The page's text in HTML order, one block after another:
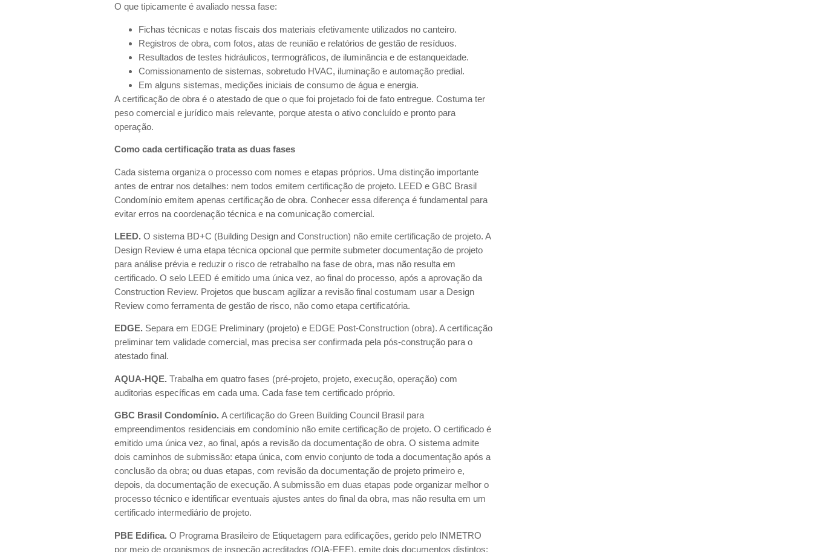
O que tipicamente é avaliado nessa fase:
Fichas técnicas e notas fiscais dos materiais efetivamente utilizados no canteiro.
Registros de obra, com fotos, atas de reunião e relatórios de gestão de resíduos.
Resultados de testes hidráulicos, termográficos, de iluminância e de estanqueidade.
Comissionamento de sistemas, sobretudo HVAC, iluminação e automação predial.
Em alguns sistemas, medições iniciais de consumo de água e energia.
A certificação de obra é o atestado de que o que foi projetado foi de fato entregue. Costuma ter
peso comercial e jurídico mais relevante, porque atesta o ativo concluído e pronto para
operação.
Como cada certificação trata as duas fases
Cada sistema organiza o processo com nomes e etapas próprios. Uma distinção importante
antes de entrar nos detalhes: nem todos emitem certificação de projeto. LEED e GBC Brasil
Condomínio emitem apenas certificação de obra. Conhecer essa diferença é fundamental para
evitar erros na coordenação técnica e na comunicação comercial.
LEED. O sistema BD+C (Building Design and Construction) não emite certificação de projeto. A
Design Review é uma etapa técnica opcional que permite submeter documentação de projeto
para análise prévia e reduzir o risco de retrabalho na fase de obra, mas não resulta em
certificado. O selo LEED é emitido uma única vez, ao final do processo, após a aprovação da
Construction Review. Projetos que buscam agilizar a revisão final costumam usar a Design
Review como ferramenta de gestão de risco, não como etapa certificatória.
EDGE. Separa em EDGE Preliminary (projeto) e EDGE Post-Construction (obra). A certificação
preliminar tem validade comercial, mas precisa ser confirmada pela pós-construção para o
atestado final.
AQUA-HQE. Trabalha em quatro fases (pré-projeto, projeto, execução, operação) com
auditorias específicas em cada uma. Cada fase tem certificado próprio.
GBC Brasil Condomínio. A certificação do Green Building Council Brasil para
empreendimentos residenciais em condomínio não emite certificação de projeto. O certificado é
emitido uma única vez, ao final, após a revisão da documentação de obra. O sistema admite
dois caminhos de submissão: etapa única, com envio conjunto de toda a documentação após a
conclusão da obra; ou duas etapas, com revisão da documentação de projeto primeiro e,
depois, da documentação de execução. A submissão em duas etapas pode organizar melhor o
processo técnico e identificar eventuais ajustes antes do final da obra, mas não resulta em um
certificado intermediário de projeto.
PBE Edifica. O Programa Brasileiro de Etiquetagem para edificações, gerido pelo INMETRO
por meio de organismos de inspeção acreditados (OIA-EEE), emite dois documentos distintos: